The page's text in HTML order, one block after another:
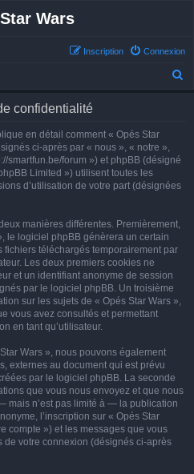
Wars
Connexion
Inscription
confidentialité
en détail comment « Opés Star
ci-après par « nous », « notre »,
smartfun.be/forum ») et phpBB (désigné
Limited ») utilisent toutes les
d’utilisation de votre part (désignées
manières différentes. Premièrement,
le logiciel phpBB génèrera un certain
fichiers téléchargés temporairement par
Les deux premiers cookies ne
et un identifiant anonyme de session
par le logiciel phpBB. Un troisième
sur les sujets de « Opés Star Wars »,
vous avez consultés et permettant
en tant qu’utilisateur.
Wars », nous pouvons également
externes au document qui est prévu
par le logiciel phpBB. La seconde
que vous nous envoyez et que nous
mais n’est pas limité à — la publication
l’inscription sur « Opés Star
compte ») et les messages que vous
de votre connexion (désignés ci-après